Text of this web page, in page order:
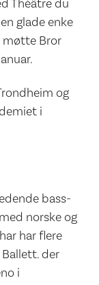
Théâtre du
glade enke
møtte Bror
og
i
bass-
norske og
har flere
Ballett. der
i